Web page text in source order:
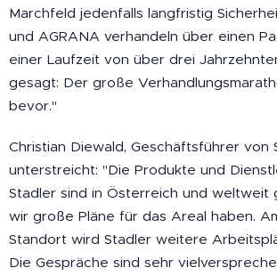
Marchfeld jedenfalls langfristig
und AGRANA verhandeln über einen
einer Laufzeit von über drei
gesagt: Der große
bevor."
Christian Diewald, Geschäftsführer von
unterstreicht: "Die Produkte und
Stadler sind in Österreich und weltweit
wir große Pläne für das Areal haben.
Standort wird Stadler weitere
Die Gespräche sind sehr